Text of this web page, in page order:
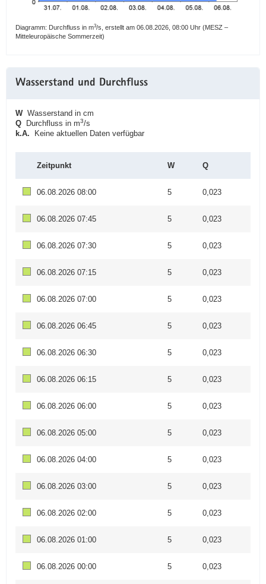
Diagramm: Durchfluss in m3/s, erstellt am 06.08.2026, 08:00 Uhr (MESZ –
Mitteleuropäische Sommerzeit)
Wasserstand und Durchfluss
WWasserstand in cm
Q Durchfluss in m3/s
k.A. Keine aktuellen Daten verfügbar
Zeitpunkt W Q
06.08.2026 08:00 5 0,023
06.08.2026 07:45 5 0,023
06.08.2026 07:30 5 0,023
06.08.2026 07:15 5 0,023
06.08.2026 07:00 5 0,023
06.08.2026 06:45 5 0,023
06.08.2026 06:30 5 0,023
06.08.2026 06:15 5 0,023
06.08.2026 06:00 5 0,023
06.08.2026 05:00 5 0,023
06.08.2026 04:00 5 0,023
06.08.2026 03:00 5 0,023
06.08.2026 02:00 5 0,023
06.08.2026 01:00 5 0,023
06.08.2026 00:00 5 0,023